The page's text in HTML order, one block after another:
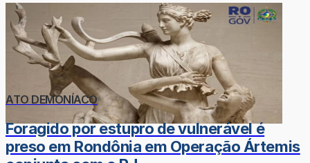
ATO DEMONÍACO
Foragido por estupro de vulnerável é
preso em Rondônia em Operação Ártemis